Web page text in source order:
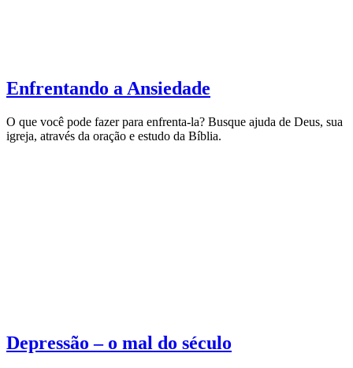
Enfrentando a Ansiedade
O que você pode fazer para enfrenta-la? Busque ajuda de Deus, sua
igreja, através da oração e estudo da Bíblia.
Depressão – o mal do século